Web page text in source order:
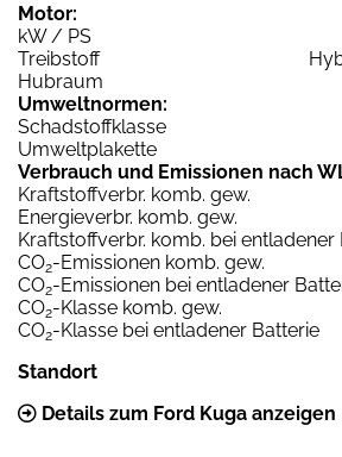
Motor:
kW / PS
Treibstoff
Hubraum
Umweltnormen:
Schadstoffklasse
Umweltplakette
Verbrauch und Emissionen nach
Kraftstoffverbr. komb. gew.
Energieverbr. komb. gew.
Kraftstoffverbr. komb. bei entladener
CO2-Emissionen komb. gew.
CO2-Emissionen bei entladener
CO2-Klasse komb. gew.
CO2-Klasse bei entladener Batterie
Standort
Details zum Ford Kuga anzeigen